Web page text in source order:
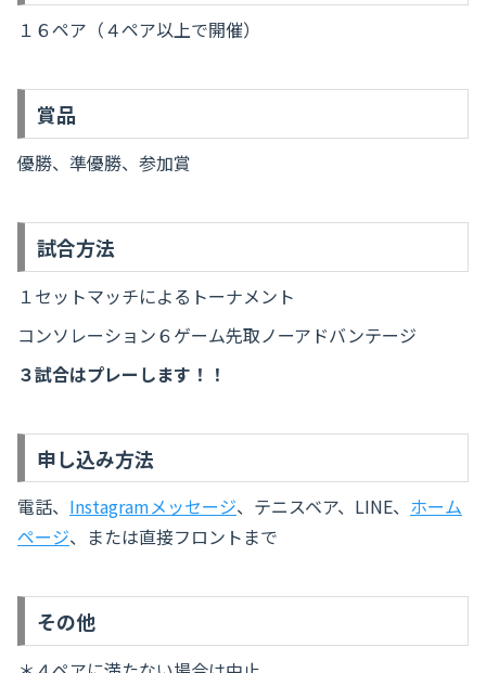
１６ペア（４ペア以上で開催）
賞品
優勝、準優勝、参加賞
試合方法
１セットマッチによるトーナメント
コンソレーション６ゲーム先取ノーアドバンテージ
３試合はプレーします！！
申し込み方法
電話、 Instagramメッセージ、テニスベア、LINE、 ホーム
ページ、または直接フロントまで
その他